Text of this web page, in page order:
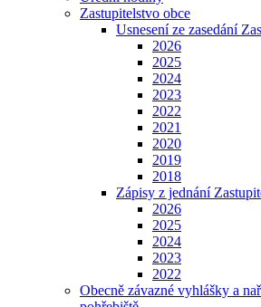
Zastupitelstvo obce
Usnesení ze zasedání
2026
2025
2024
2023
2022
2021
2020
2019
2018
Zápisy z jednání
2026
2025
2024
2023
2022
Obecně závazné vyhlášky a